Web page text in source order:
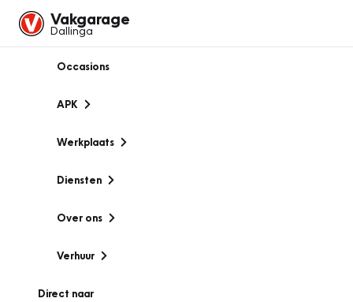
Vakgarage
Dallinga
Occasions
APK
Werkplaats
Diensten
Over ons
Verhuur
Direct naar